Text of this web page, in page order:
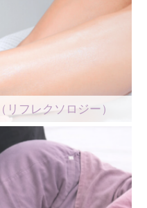
フレクソロジー）